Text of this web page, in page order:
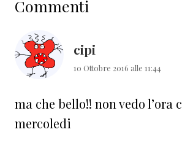
del
lettore
Commenti
cipi
10 Ottobre 2016 alle 11:44
ma che bello!! non vedo l’ora
mercoledi